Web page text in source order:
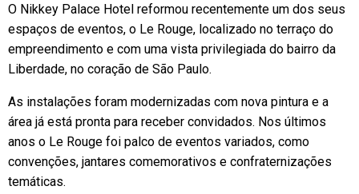
O Nikkey Palace Hotel reformou recentemente um dos seus
espaços de eventos, o Le Rouge, localizado no terraço do
empreendimento e com uma vista privilegiada do bairro da
Liberdade, no coração de São Paulo.
As instalações foram modernizadas com nova pintura e a
área já está pronta para receber convidados. Nos últimos
anos o Le Rouge foi palco de eventos variados, como
convenções, jantares comemorativos e confraternizações
temáticas.